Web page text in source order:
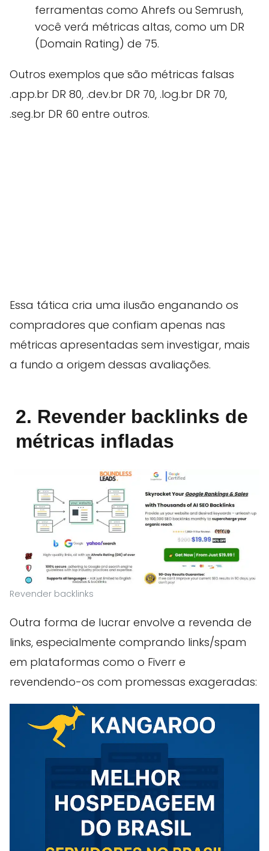
ferramentas como Ahrefs ou Semrush,
você verá métricas altas, como um DR
(Domain Rating) de 75.
Outros exemplos que são métricas falsas
.app.br DR 80, .dev.br DR 70, .log.br DR 70,
.seg.br DR 60 entre outros.
Essa tática cria uma ilusão enganando os
compradores que confiam apenas nas
métricas apresentadas sem investigar, mais
a fundo a origem dessas avaliações.
2. Revender backlinks de
métricas infladas
Revender backlinks
Outra forma de lucrar envolve a revenda de
links, especialmente comprando links/spam
em plataformas como o Fiverr e
revendendo-os com promessas exageradas: